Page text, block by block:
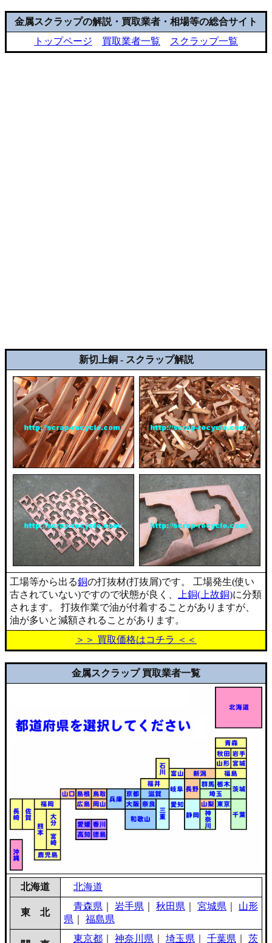
金属スクラップの解説・買取業者・相場等の総合サイト
トップページ
買取業者一覧 スクラップ一覧
新切上銅 - スクラップ解説
工場等から出る銅の打抜材(打抜屑)です。 工場発生(使い
古されていない)ですので状態が良く、
上銅(上故銅)に分類
されます。 打抜作業で油が付着することがありますが、
油が多いと減額されることがあります。
＞＞ 買取価格はコチラ ＜＜
金属スクラップ 買取業者一覧
北海道 北海道
東 北
青森県 岩手県 秋田県 宮城県
山形
県
福島県
東京都 神奈川県 埼玉県 千葉県
茨